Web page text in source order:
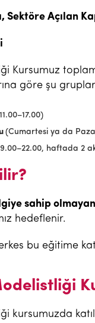
Açılan
Kursumuz
göre şu
(Cumartesi ya da
haftada 2
sahip
hedeflenir.
bu eğitime
kursumuzda